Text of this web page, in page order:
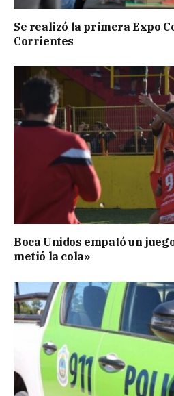
Se realizó la primera Expo
Corrientes
Boca Unidos empató un
metió la cola»